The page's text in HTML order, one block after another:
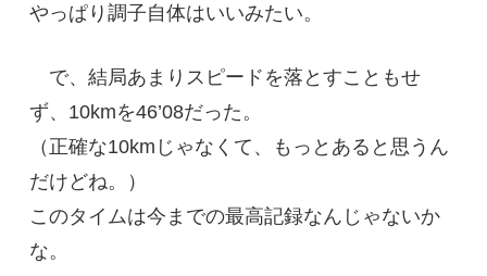
やっぱり調子自体はいいみたい。
で、結局あまりスピードを落とすこともせ
ず、10kmを46’08だった。
（正確な10kmじゃなくて、もっとあると思うん
だけどね。）
このタイムは今までの最高記録なんじゃないか
な。